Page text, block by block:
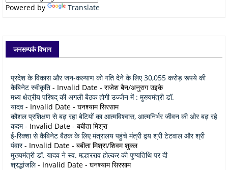
Powered by Translate
जनसम्पर्क विभाग
प्रदेश के विकास और जन-कल्याण को गति देने के लिए 30,055 करोड़ रूपये की
कैबिनेट स्वीकृति - Invalid Date - राजेश बैन/अनुराग उइके
मध्य क्षेत्रीय परिषद् की अगली बैठक होगी उज्जैन में : मुख्यमंत्री डॉ.
यादव - Invalid Date - घनश्याम सिरसाम
कौशल प्रशिक्षण से बढ़ रहा बेटियों का आत्मविश्वास, आत्मनिर्भर जीवन की ओर बढ़ रहे
कदम- Invalid Date - बबीता मिश्रा
ई-रिक्शा से कैबिनेट बैठक के लिए मंत्रालय पहुंचे मंत्री द्वय श्री टेटवाल और श्री
पंवार- Invalid Date - बबीता मिश्रा/शिवम शुक्ल
मुख्यमंत्री डॉ. यादव ने स्व. मल्हारराव होल्कर की पुण्यतिथि पर दी
श्रद्धांजलि- Invalid Date - घनश्याम सिरसाम